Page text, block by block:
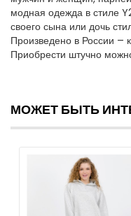
модная одежда в стиле
своего сына или дочь
Произведено в России –
Приобрести штучно
МОЖЕТ БЫТЬ